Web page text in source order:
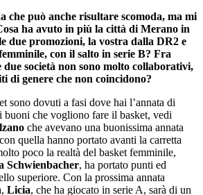
che può anche risultare scomoda, ma mi
ha avuto in più la città di Merano in
due promozioni, la vostra dalla DR2 e
con il salto in serie B? Fra
società non sono molto collaborativi,
di genere che non coincidono?
sono dovuti a fasi dove hai l’annata di
buoni che vogliono fare il basket, vedi
che avevano una buonissima annata
quella hanno portato avanti la carretta
poco la realtà del basket femminile,
Schwienbacher, ha portato punti ed
superiore. Con la prossima annata
Licia, che ha giocato in serie A, sarà di un